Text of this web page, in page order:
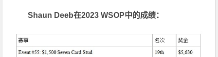
Shaun Deeb在2023 WSOP中的成绩：